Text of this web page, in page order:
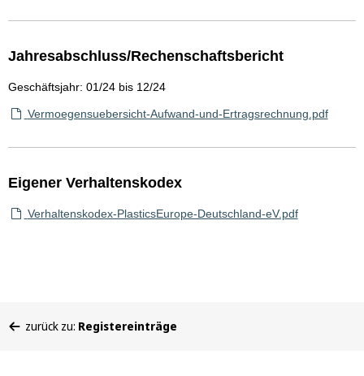
Jahresabschluss/Rechenschaftsbericht
Geschäftsjahr: 01/24 bis 12/24
Vermoegensuebersicht-Aufwand-und-Ertragsrechnung.pdf
Eigener Verhaltenskodex
Verhaltenskodex-PlasticsEurope-Deutschland-eV.pdf
befinden
zurück zu: Registereinträge